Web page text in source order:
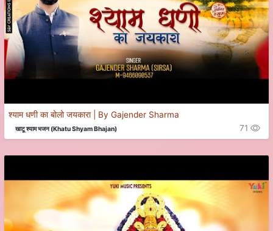
श्याम धणी का बोलो जयकारा | By Gajender Sharma
खाटू श्याम भजन (Khatu Shyam Bhajan) 71